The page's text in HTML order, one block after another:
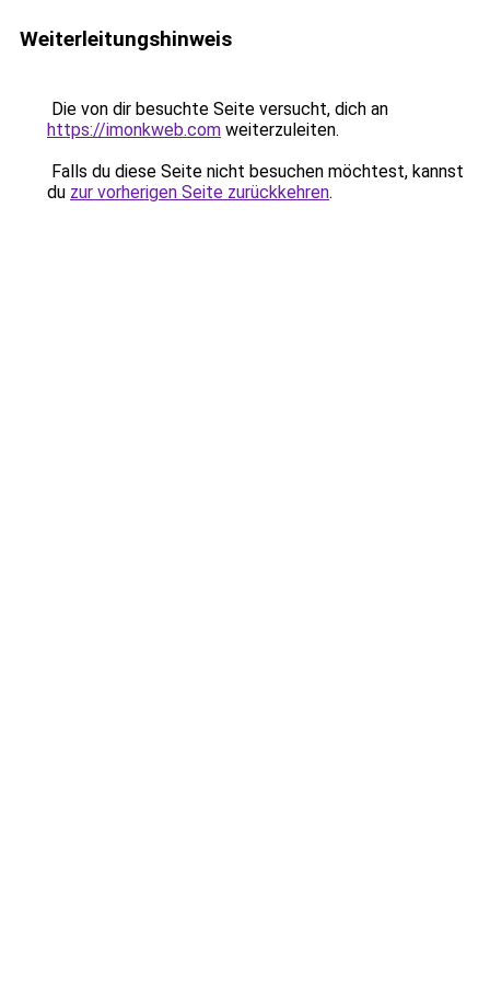
Weiterleitungshinweis
Die von dir besuchte Seite versucht, dich an
https://imonkweb.com weiterzuleiten.
Falls du diese Seite nicht besuchen möchtest, kannst
du zur vorherigen Seite zurückkehren.